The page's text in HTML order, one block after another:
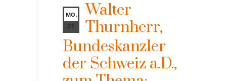
MO.
31
Walter
Thurnherr,
Bundeskanzler
der Schweiz a.D.,